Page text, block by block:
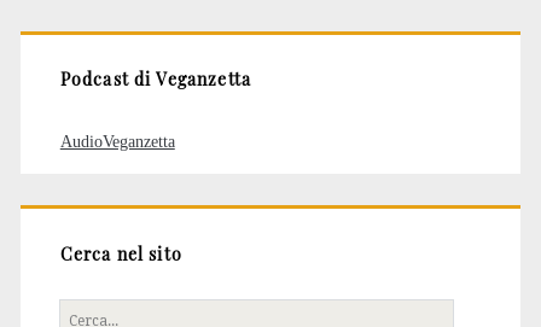
Podcast di Veganzetta
AudioVeganzetta
Cerca nel sito
Cerca